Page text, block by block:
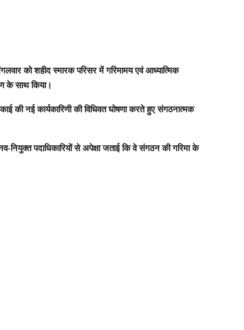
को शहीद स्मारक परिसर में गरिमामय एवं आध्यात्मिक
के साथ किया।
की नई कार्यकारिणी की विधिवत घोषणा करते हुए संगठनात्मक
पदाधिकारियों से अपेक्षा जताई कि वे संगठन की गरिमा के